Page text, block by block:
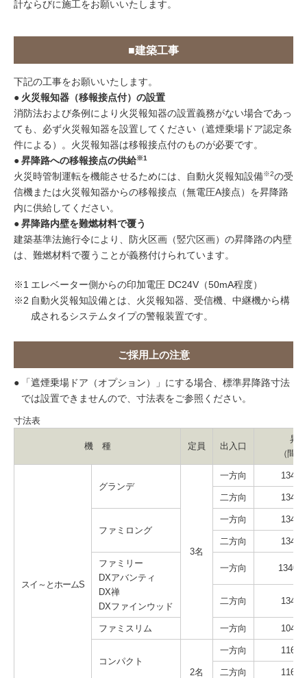
計ならびに施工をお願いいたします。
■建築工事
下記の工事をお願いいたします。
● 火災報知器（移報接点付）の設置
消防法および条例により火災報知器の設置義務がない場合であっ
ても、必ず火災報知器を設置してください（遮煙乗場ドア認定条
件による）。火災報知器は移報接点付のものが必要です。
●昇降路への移報接点の供給※1
火災時管制運転を機能させるためには、自動火災報知設備※2の受
信機または火災報知器からの移報接点（無電圧A接点）を昇降路
内に供給してください。
●昇降路内壁を難燃材料で覆う
建築基準法施行令により、防火区画（竪穴区画）の昇降路の内壁
は、難燃材料で覆うことが義務付けられています。
※1 エレベーター側からの印加電圧 DC24V（50mA程度）
※2 自動火災報知設備とは、火災報知器、受信機、中継機から構
成されるシステムタイプの警報装置です。
ご採用上の注意
●
「遮煙乗場ドア（オプション）」にする場合、標準昇降路寸法
では設置できませんので、寸法表をご参照ください。
寸法表
機　種 定員 出入口
昇
（間
スイ～とホームS
グランデ
3名
一方向 1340
二方向 1340
ファミロング
一方向 1340
二方向 1340
ファミリー
DXアバンティ
DX禅
DXファインウッド
一方向 1340
二方向 1340
ファミスリム 一方向 1040
コンパクト
2名
一方向 1165
二方向 1165